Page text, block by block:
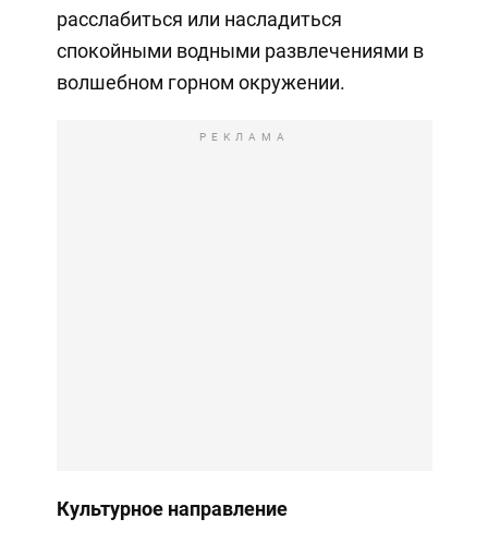
расслабиться или насладиться
спокойными водными развлечениями в
волшебном горном окружении.
РЕКЛАМА
Культурное направление